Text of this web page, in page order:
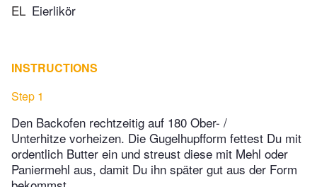
EL Eierlikör
INSTRUCTIONS
Step 1
Den Backofen rechtzeitig auf 180 Ober- /
Unterhitze vorheizen. Die Gugelhupfform fettest Du mit
ordentlich Butter ein und streust diese mit Mehl oder
Paniermehl aus, damit Du ihn später gut aus der Form